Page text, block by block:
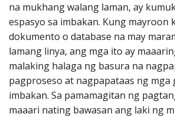
na mukhang walang laman, ay
espasyo sa imbakan. Kung mayroon
dokumento o database na may
lamang linya, ang mga ito ay
malaking halaga ng basura na
pagproseso at nagpapataas ng mga
imbakan. Sa pamamagitan ng
maaari nating bawasan ang laki ng